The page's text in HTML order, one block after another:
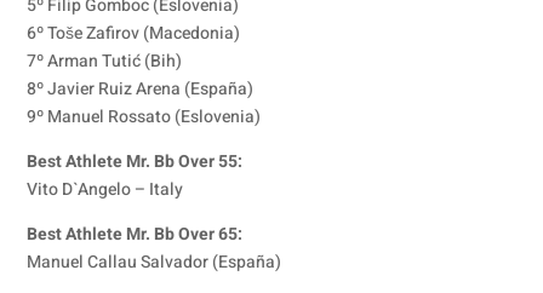
5º Filip Gomboc (Eslovenia)
6º Toše Zafirov (Macedonia)
7º Arman Tutić (Bih)
8º Javier Ruiz Arena (España)
9º Manuel Rossato (Eslovenia)
Best Athlete Mr. Bb Over 55:
Vito D`Angelo – Italy
Best Athlete Mr. Bb Over 65:
Manuel Callau Salvador (España)